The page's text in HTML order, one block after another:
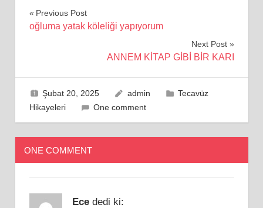
Yazı
Previous Post
oğluma yatak köleliği yapıyorum
Next Post
ANNEM KİTAP GİBİ BİR KARI
Şubat 20, 2025 admin
Tecavüz
Hikayeleri
One comment
ONE COMMENT
Ece dedi ki: